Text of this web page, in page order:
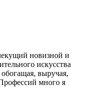
новизной и
искусства
выручая,
много я